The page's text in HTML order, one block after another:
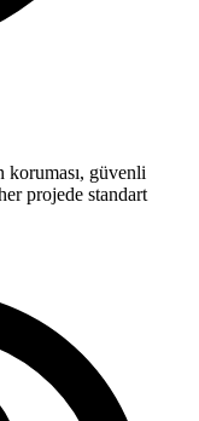
güvenli
projede standart